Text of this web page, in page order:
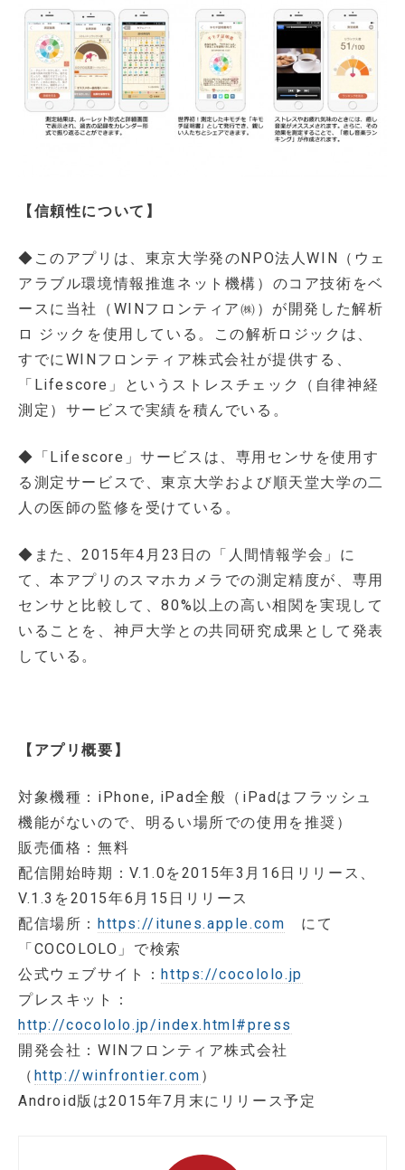
【信頼性について】
◆このアプリは、東京大学発のNPO法人WIN（ウェ
アラブル環境情報推進ネット機構）のコア技術をベ
ースに当社（WINフロンティア㈱）が開発した解析
ロ ジックを使用している。この解析ロジックは、
すでにWINフロンティア株式会社が提供する、
「Lifescore」というストレスチェック（自律神経
測定）サービスで実績を積んでいる。
◆「Lifescore」サービスは、専用センサを使用す
る測定サービスで、東京大学および順天堂大学の二
人の医師の監修を受けている。
◆また、2015年4月23日の「人間情報学会」に
て、本アプリのスマホカメラでの測定精度が、専用
センサと比較して、80%以上の高い相関を実現して
いることを、神戸大学との共同研究成果として発表
している。
【アプリ概要】
対象機種：iPhone, iPad全般（iPadはフラッシュ
機能がないので、明るい場所での使用を推奨）
販売価格：無料
配信開始時期：V.1.0を2015年3月16日リリース、
V.1.3を2015年6月15日リリース
配信場所： https://itunes.apple.com にて
「COCOLOLO」で検索
公式ウェブサイト：https://cocololo.jp
プレスキット：
http://cocololo.jp/index.html#press
開発会社：WINフロンティア株式会社
（ http://winfrontier.com ）
Android版は2015年7月末にリリース予定